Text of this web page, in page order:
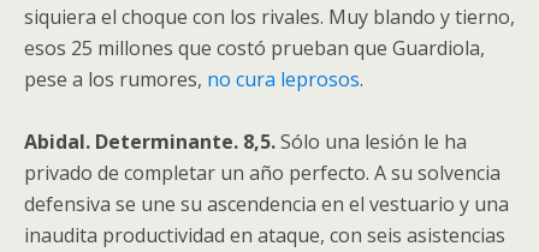
siquiera el choque con los rivales. Muy blando y tierno,
esos 25 millones que costó prueban que Guardiola,
pese a los rumores, no cura leprosos.
Abidal. Determinante. 8,5.Sólo una lesión le ha
privado de completar un año perfecto. A su solvencia
defensiva se une su ascendencia en el vestuario y una
inaudita productividad en ataque, con seis asistencias